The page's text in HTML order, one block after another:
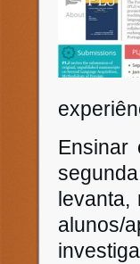
Ensinar
levanta,
alunos/